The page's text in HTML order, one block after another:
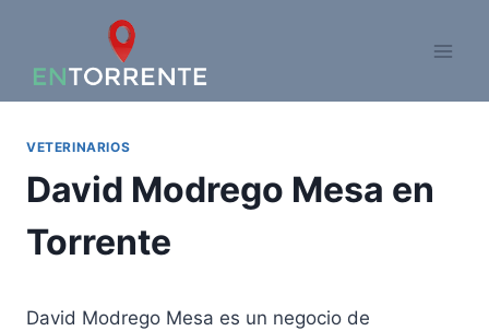
contenido
VETERINARIOS
David Modrego Mesa en
Torrente
David Modrego Mesa es un negocio de